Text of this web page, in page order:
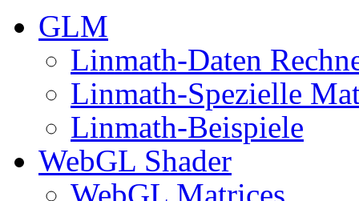
GLM
Linmath-Daten
Linmath-Spezielle
Linmath-Beispiele
WebGL Shader
WebGL Matrices